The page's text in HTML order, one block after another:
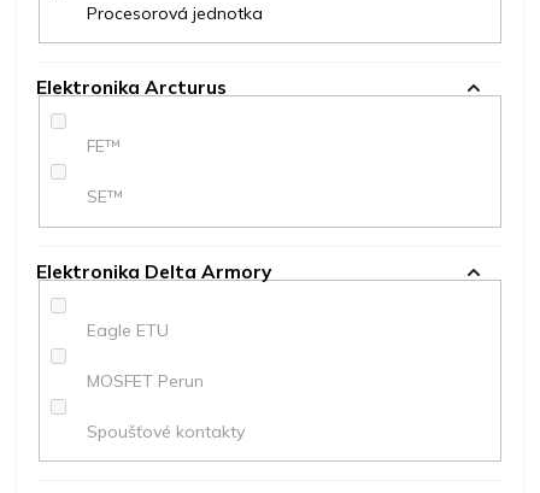
Procesorová jednotka
Elektronika Arcturus
FE™
SE™
Elektronika Delta Armory
Eagle ETU
MOSFET Perun
Spoušťové kontakty